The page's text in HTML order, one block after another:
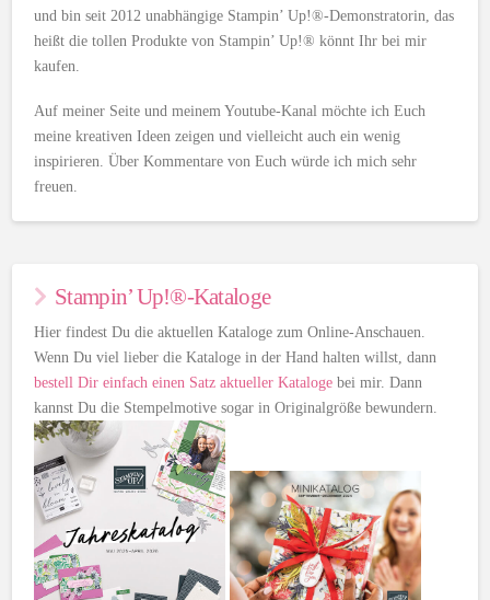
und bin seit 2012 unabhängige Stampin’ Up!®-Demonstratorin, das
heißt die tollen Produkte von Stampin’ Up!® könnt Ihr bei mir
kaufen.
Auf meiner Seite und meinem Youtube-Kanal möchte ich Euch
meine kreativen Ideen zeigen und vielleicht auch ein wenig
inspirieren. Über Kommentare von Euch würde ich mich sehr
freuen.
Stampin’ Up!®-Kataloge
Hier findest Du die aktuellen Kataloge zum Online-Anschauen.
Wenn Du viel lieber die Kataloge in der Hand halten willst, dann
bestell Dir einfach einen Satz aktueller Kataloge bei mir. Dann
kannst Du die Stempelmotive sogar in Originalgröße bewundern.